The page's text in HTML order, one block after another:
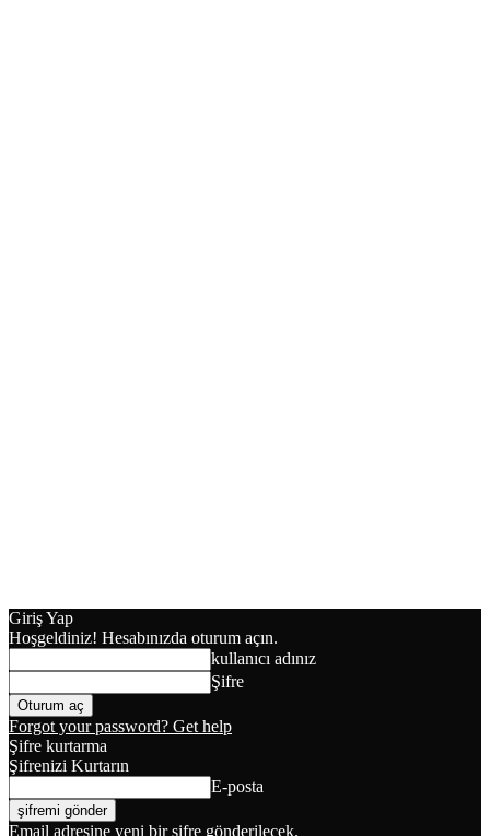
Giriş Yap
Hoşgeldiniz! Hesabınızda oturum açın.
kullanıcı adınız
Şifre
Forgot your password? Get help
Şifre kurtarma
Şifrenizi Kurtarın
E-posta
Email adresine yeni bir şifre gönderilecek.